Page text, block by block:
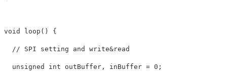
void loop () {
// SPI setting and write&read
unsigned int outBuffer , inBuffer = 0 ;